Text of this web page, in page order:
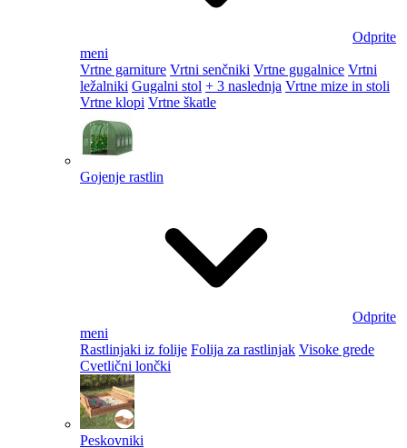
Odprite
meni
Vrtne garniture Vrtni senčniki Vrtne gugalnice Vrtni
ležalniki Gugalni stol + 3 naslednja Vrtne mize in stoli
Vrtne klopi Vrtne škatle
Gojenje rastlin
Odprite
meni
Rastlinjaki iz folije Folija za rastlinjak Visoke grede
Cvetlični lončki
Peskovniki